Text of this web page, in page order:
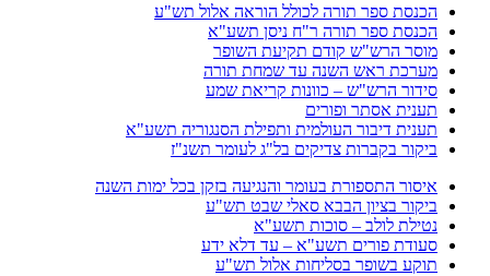
הכנסת ספר תורה לכולל הוראה אלול תש"ע
הכנסת ספר תורה ר"ח ניסן תשע"א
מוסר הרש"ש קודם תקיעת השופר
מערכת ראש השנה עד שמחת תורה
סידור הרש"ש – כוונות קריאת שמע
תענית אסתר ופורים
תענית דיבור העולמית ותפילת הסנגוריה תשע"א
ביקור בקברות צדיקים בל"ג לעומר תשנ"ז
איסור התספורת בעומר והנגיעה בזקן בכל ימות השנה
ביקור בציון הבבא סאלי שבט תש"ע
נטילת לולב – סוכות תשע"א
סעודת פורים תשע"א – עד דלא ידע
תוקע בשופר בסליחות אלול תש"ע